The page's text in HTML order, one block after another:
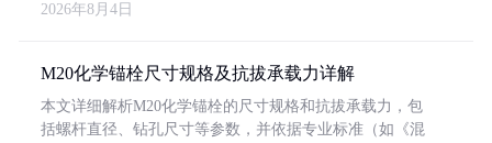
2026年8月4日
M20化学锚栓尺寸规格及抗拔承载力详解
本文详细解析M20化学锚栓的尺寸规格和抗拔承载力，包
括螺杆直径、钻孔尺寸等参数，并依据专业标准（如《混